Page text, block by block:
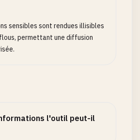
sensibles sont rendues illisibles
permettant une diffusion
l'outil peut-il